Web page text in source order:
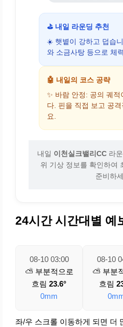
⛳ 내일 라운딩 추천
☀️ 햇볕이 강하고 덥습
와 소금사탕 등으로 체
🤖 내일의 코스 공략
✨ 바람 안정: 공의 궤적
다. 핀을 직접 보고 공격
요.
내일 이천실크밸리CC 라
위 기상 정보를 확인하여
준비하
24시간 시간대별 예
08-10 03:00
⛅ 부분적으로
흐림 23.6°
0mm
08-10
⛅ 부분
흐림
좌/우 스크롤 이동하게 되면 더